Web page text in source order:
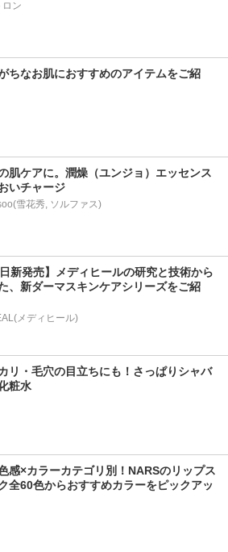
ロン
ちなお肌におすすめのアイテムをご紹
肌ケアに。潤燥（ユンジョ）エッセンス
いチャージ
雪花秀, ソルファス)
日新発売】メディヒールの研究と技術から
、新ダーマスキンケアシリーズをご紹
メディヒール)
リ・毛穴の目立ちにも！さっぱりシャバ
粧水
感×カラーカテゴリ別！NARSのリップス
全60色からおすすめカラーをピックアッ